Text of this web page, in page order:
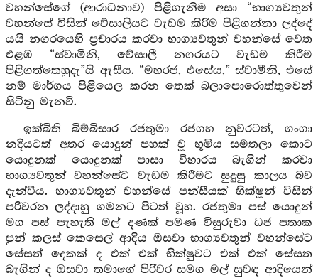
වහන්සේගේ (ආරාධනාව) පිළිගැනීම අසා “භාග්‍යවතුන්
වහන්සේ විසින් වේසාලියට වැඩම කිරිම පිළිගන්නා ලද්දේ
යයි නගරයෙහි ප්‍රචාරය කරවා භාග්‍යවතුන් වහන්සේ වෙත
එළඹ “ස්වාමීනි, වේසාලී නගරයට වැඩම කිරීම
පිළිගත්තෙහුදැ”යි ඇසීය. “මහරජ, එසේය,” ස්වාමීනි, එසේ
නම් මාර්ගය පිළියෙල කරන තෙක් බලාපොරොත්තුවෙන්
සිටිනු මැනවි.
ඉක්බිති බිම්බිසාර රජතුමා රජගහ නුවරටත්, ගංගා
නදියටත් අතර යොදුන් පහක් වූ භූමිය සමතලා කොට
යොදුනක් යොදුනක් පාසා විහාරය බැගින් කරවා
භාග්‍යවතුන් වහන්සේට වැඩම කිරීමට සුදුසු කාලය බව
දැන්වීය. භාග්‍යවතුන් වහන්සේ පන්සීයක් භික්ෂූන් විසින්
පරිවරන ලද්දාහු ගමනට පිටත් වූහ. රජතුමා පස් යොදුන්
මග පස් පැහැති මල් දණක් පමණ විසුරුවා ධජ පතාක
පුන් කලස් කෙසෙල් ආදිය ඔසවා භාග්‍යවතුන් වහන්සේට
සේසත් දෙකක් ද එක් එක් භික්ෂුවට එක් එක් සේසත
බැගින් ද ඔසවා තමාගේ පිරිවර සමග මල් සුවඳ ආදියෙන්